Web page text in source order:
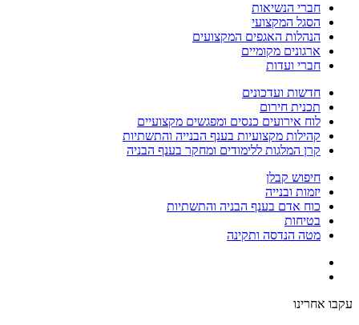
חברי הנשיאות
הסגל המקצועי
הנהלות האגפים המקצועים
ארגונים מקומיים
חברי ועדות
חדשות ועדכונים
תכנית חירום
לוח אירועים כנסים ומפגשים מקצועיים
קהילות מקצועיות בענף הבנייה והתשתיות
קרן המלגות ללימודים ומחקר בענף הבניה
חיפוש קבלן
יזמות ובנייה
כוח אדם בענף הבניה והתשתיות
בטיחות
מטה הנדסה ותקינה
עקבו אחרינו